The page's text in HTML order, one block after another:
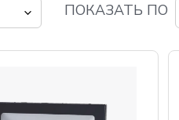
ПОКАЗАТЬ ПО